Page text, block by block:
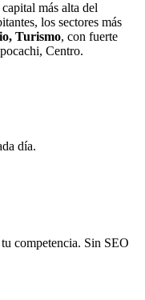
más alta del
los sectores más
Turismo, con fuerte
Centro.
día.
competencia. Sin SEO